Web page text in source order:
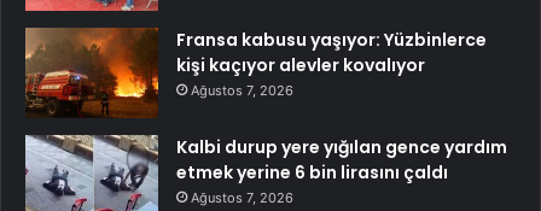
Fransa kabusu yaşıyor: Yüzbinlerce
kişi kaçıyor alevler kovalıyor
Ağustos 7, 2026
Kalbi durup yere yığılan gence yardım
etmek yerine 6 bin lirasını çaldı
Ağustos 7, 2026